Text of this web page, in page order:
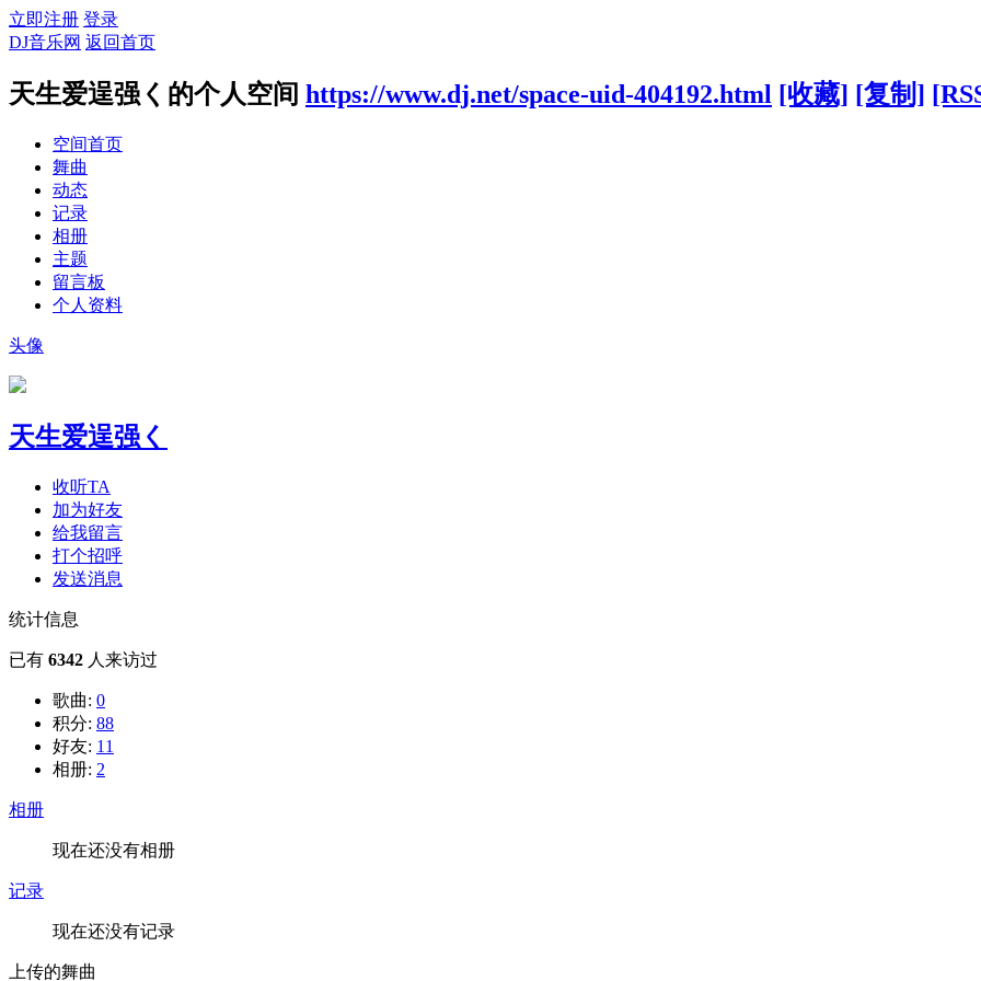
立即注册 登录
DJ音乐网 返回首页
天生爱逞强く的个人空间 https://www.dj.net/space-uid-404192.html [收藏] [复制]
空间首页
舞曲
动态
记录
相册
主题
留言板
个人资料
头像
天生爱逞强く
收听TA
加为好友
给我留言
打个招呼
发送消息
统计信息
已有 6342 人来访过
歌曲: 0
积分: 88
好友: 11
相册: 2
相册
现在还没有相册
记录
现在还没有记录
上传的舞曲